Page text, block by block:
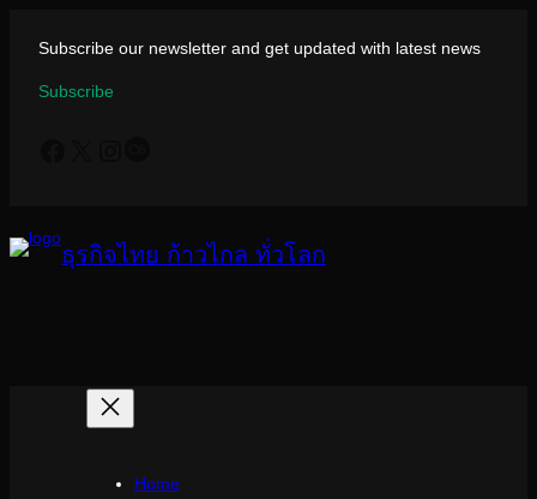
เนื้อหา
Subscribe our newsletter and get updated with latest news
Subscribe
ธุรกิจไทย ก้าวไกล ทั่วโลก
Home